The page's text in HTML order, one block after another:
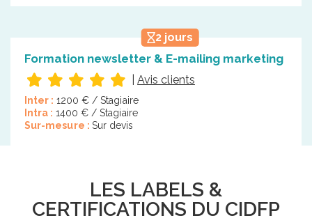
2 jours
Formation newsletter & E-mailing marketing
Avis clients
Inter : 1200 € / Stagiaire
Intra : 1400 € / Stagiaire
Sur-mesure : Sur devis
LES LABELS &
CERTIFICATIONS DU CIDFP